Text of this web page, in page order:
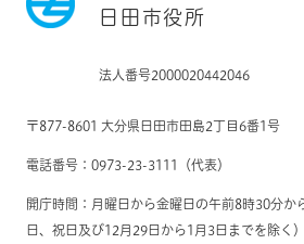
日田市役所
法人番号2000020442046
〒877-8601 大分県日田市田島2丁目6番1号
電話番号：0973-23-3111（代表）
開庁時間：月曜日から金曜日の午前8時30分か
日、祝日及び12月29日から1月3日までを除く）